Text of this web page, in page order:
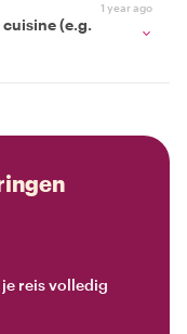
1 year ago
(e.g.
reis volledig